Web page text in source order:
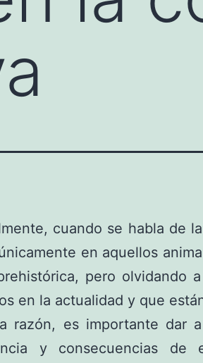
cuando se habla de la
en aquellos
pero olvidando
en la actualidad y que
razón, es importante dar
y consecuencias de